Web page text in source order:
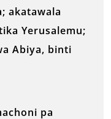
akatawala
Yerusalemu;
Abiya, binti
pa